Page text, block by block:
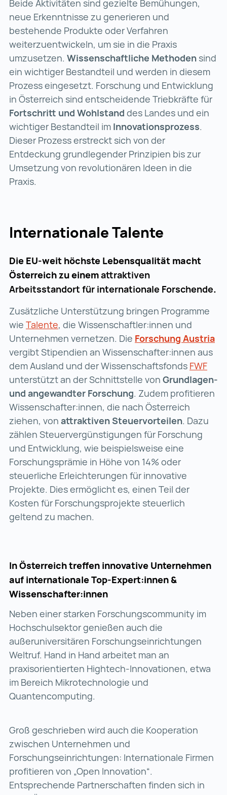
Beide Aktivitäten sind gezielte Bemühungen,
neue Erkenntnisse zu generieren und
bestehende Produkte oder Verfahren
weiterzuentwickeln, um sie in die Praxis
umzusetzen. Wissenschaftliche Methoden sind
ein wichtiger Bestandteil und werden in diesem
Prozess eingesetzt. Forschung und Entwicklung
in Österreich sind entscheidende Triebkräfte für
Fortschritt und Wohlstand des Landes und ein
wichtiger Bestandteil im Innovationsprozess.
Dieser Prozess erstreckt sich von der
Entdeckung grundlegender Prinzipien bis zur
Umsetzung von revolutionären Ideen in die
Praxis.
Internationale Talente
Die EU-weit höchste Lebensqualität macht
Österreich zu einemattraktiven
Arbeitsstandort für internationale Forschende.
Zusätzliche Unterstützung bringen Programme
wie TalenteTalente (wird in einer neuen
, die Wissenschaftler:innen und
Unternehmen vernetzen. Die Forschung Austria
vergibt Stipendien an Wissenschafter:innen aus
dem Ausland und der Wissenschaftsfonds FWF
unterstützt an der Schnittstelle von Grundlagen-
und angewandter Forschung. Zudem profitieren
Wissenschafter:innen, die nach Österreich
ziehen, von attraktiven Steuervorteilen. Dazu
zählen Steuervergünstigungen für Forschung
und Entwicklung, wie beispielsweise eine
Forschungsprämie in Höhe von 14% oder
steuerliche Erleichterungen für innovative
Projekte. Dies ermöglicht es, einen Teil der
Kosten für Forschungsprojekte steuerlich
geltend zu machen.
In Österreich treffen innovative Unternehmen
auf internationale Top-Expert:innen &
Wissenschafter:innen
Neben einer starken Forschungscommunity im
Hochschulsektor genießen auch die
außeruniversitären Forschungseinrichtungen
Weltruf. Hand in Hand arbeitet man an
praxisorientierten Hightech-Innovationen, etwa
im Bereich Mikrotechnologie und
Quantencomputing.
Groß geschrieben wird auch die Kooperation
zwischen Unternehmen und
Forschungseinrichtungen: Internationale Firmen
profitieren von „Open Innovation“.
Entsprechende Partnerschaften finden sich in